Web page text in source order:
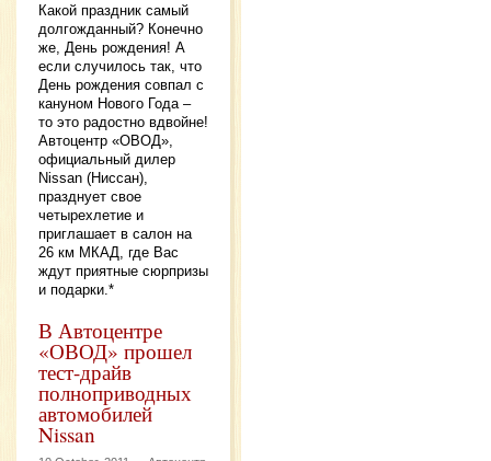
Какой праздник самый
долгожданный? Конечно
же, День рождения! А
если случилось так, что
День рождения совпал с
кануном Нового Года –
то это радостно вдвойне!
Автоцентр «ОВОД»,
официальный дилер
Nissan (Ниссан),
празднует свое
четырехлетие и
приглашает в салон на
26 км МКАД, где Вас
ждут приятные сюрпризы
и подарки.*
В Автоцентре
«ОВОД» прошел
тест-драйв
полноприводных
автомобилей
Nissan